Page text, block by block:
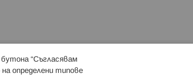
“Съгласявам
определени типове